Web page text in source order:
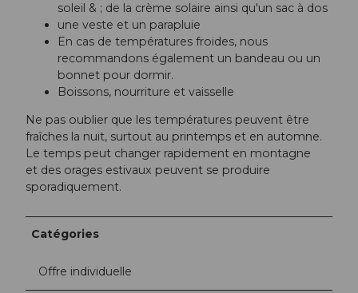
soleil & ; de la crème solaire ainsi qu'un sac à dos
une veste et un parapluie
En cas de températures froides, nous
recommandons également un bandeau ou un
bonnet pour dormir.
Boissons, nourriture et vaisselle
Ne pas oublier que les températures peuvent être
fraîches la nuit, surtout au printemps et en automne.
Le temps peut changer rapidement en montagne
et des orages estivaux peuvent se produire
sporadiquement.
Catégories
Offre individuelle